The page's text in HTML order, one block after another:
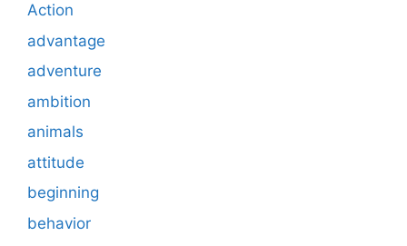
Action
advantage
adventure
ambition
animals
attitude
beginning
behavior